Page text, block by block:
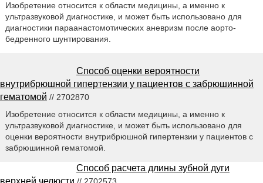
Изобретение относится к области медицины, а именно к
ультразвуковой диагностике, и может быть использовано для
диагностики параанастомотических аневризм после аорто-
бедренного шунтирования.
Способ оценки вероятности
внутрибрюшной гипертензии у пациентов с забрюшинной
гематомой // 2702870
Изобретение относится к области медицины, а именно к
ультразвуковой диагностике, и может быть использовано для
оценки вероятности внутрибрюшной гипертензии у пациентов с
забрюшинной гематомой.
Способ расчета длины зубной дуги
верхней челюсти